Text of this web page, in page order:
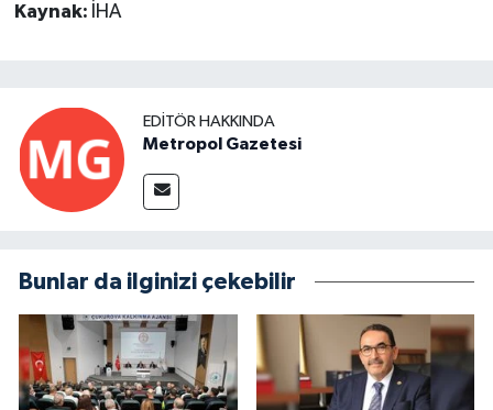
Kaynak: İHA
EDITÖR HAKKINDA
Metropol Gazetesi
Bunlar da ilginizi çekebilir